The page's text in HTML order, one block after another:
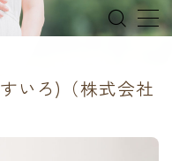
いろ)（株式会社